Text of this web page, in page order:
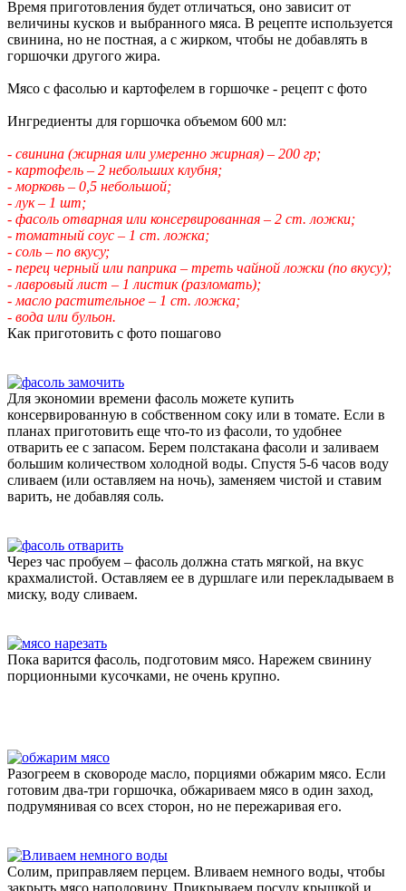
Время приготовления будет отличаться, оно зависит от
величины кусков и выбранного мяса. В рецепте используется
свинина, но не постная, а с жирком, чтобы не добавлять в
горшочки другого жира.
Мясо с фасолью и картофелем в горшочке - рецепт с фото
Ингредиенты для горшочка объемом 600 мл:
- свинина (жирная или умеренно жирная) – 200 гр;
- картофель – 2 небольших клубня;
- морковь – 0,5 небольшой;
- лук – 1 шт;
- фасоль отварная или консервированная – 2 ст. ложки;
- томатный соус – 1 ст. ложка;
- соль – по вкусу;
- перец черный или паприка – треть чайной ложки (по вкусу);
- лавровый лист – 1 листик (разломать);
- масло растительное – 1 ст. ложка;
- вода или бульон.
Как приготовить с фото пошагово
Для экономии времени фасоль можете купить
консервированную в собственном соку или в томате. Если в
планах приготовить еще что-то из фасоли, то удобнее
отварить ее с запасом. Берем полстакана фасоли и заливаем
большим количеством холодной воды. Спустя 5-6 часов воду
сливаем (или оставляем на ночь), заменяем чистой и ставим
варить, не добавляя соль.
Через час пробуем – фасоль должна стать мягкой, на вкус
крахмалистой. Оставляем ее в дуршлаге или перекладываем в
миску, воду сливаем.
Пока варится фасоль, подготовим мясо. Нарежем свинину
порционными кусочками, не очень крупно.
Разогреем в сковороде масло, порциями обжарим мясо. Если
готовим два-три горшочка, обжариваем мясо в один заход,
подрумянивая со всех сторон, но не пережаривая его.
Солим, приправляем перцем. Вливаем немного воды, чтобы
закрыть мясо наполовину. Прикрываем посуду крышкой и